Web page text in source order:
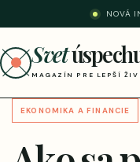
NOVÁ
Svet
MAGAZÍN PRE LEPŠÍ
EKONOMIKA A FINANCIE